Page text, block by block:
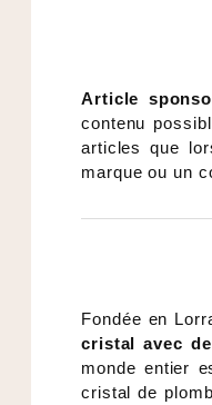
Article
contenu
articles que
marque ou un
Fondée en
cristal avec
monde entier
cristal de